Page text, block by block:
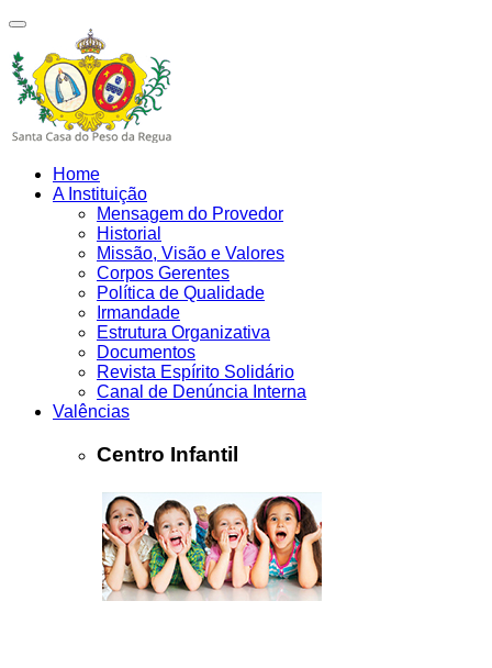
Home
A Instituição
Mensagem do Provedor
Historial
Missão, Visão e Valores
Corpos Gerentes
Política de Qualidade
Irmandade
Estrutura Organizativa
Documentos
Revista Espírito Solidário
Canal de Denúncia Interna
Valências
Centro Infantil